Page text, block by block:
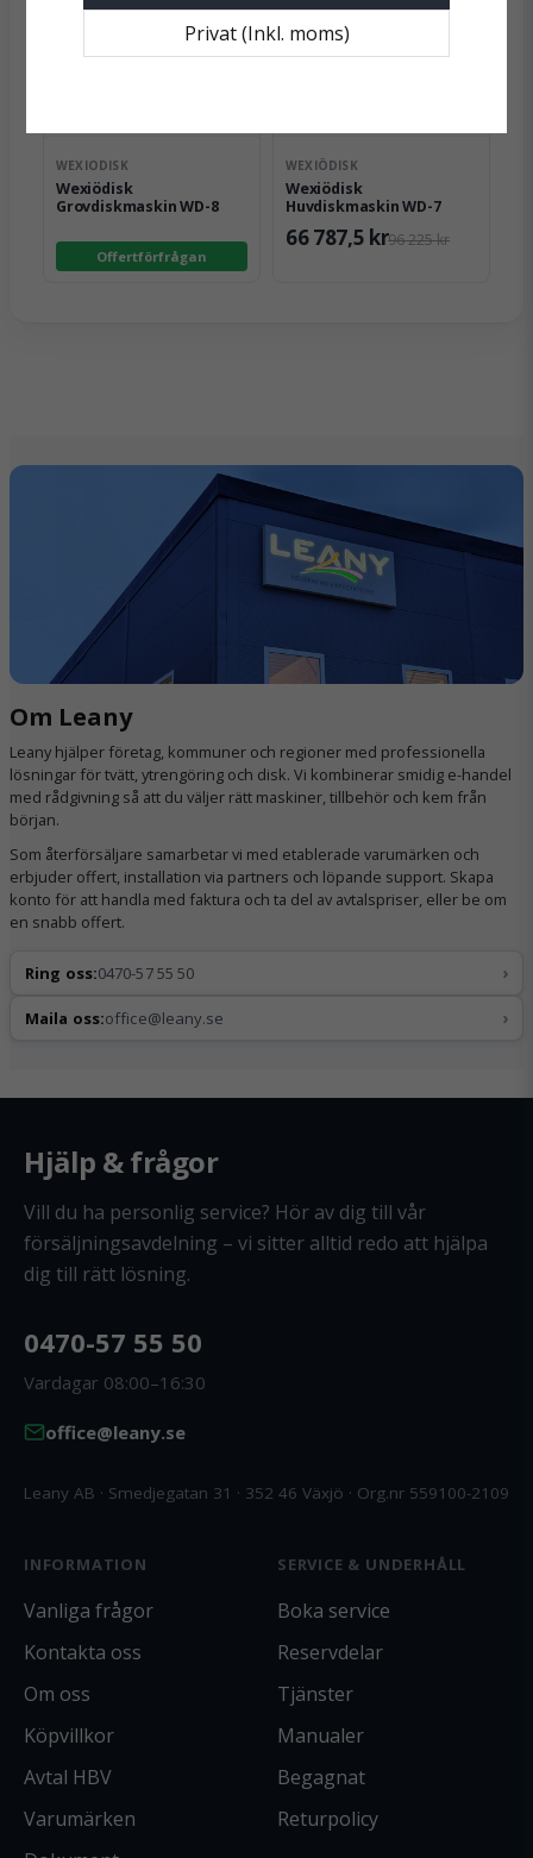
WEXIODISK
Wexiödisk
Grovdiskmaskin WD-8
Offertförfrågan
WEXIÖDISK
Wexiödisk
Huvdiskmaskin WD-7
96 225 kr
66 787,5 kr
Om Leany
Leany hjälper företag, kommuner och regioner med professionella
lösningar för tvätt, ytrengöring och disk. Vi kombinerar smidig e-handel
med rådgivning så att du väljer rätt maskiner, tillbehör och kem från
början.
Som återförsäljare samarbetar vi med etablerade varumärken och
erbjuder offert, installation via partners och löpande support. Skapa
konto för att handla med faktura och ta del av avtalspriser, eller be om
en snabb offert.
Ring oss:0470-57 55 50 ›
Maila oss:office@leany.se ›
Privat (Inkl. moms)
Hjälp & frågor
Vill du ha personlig service? Hör av dig till vår
försäljningsavdelning – vi sitter alltid redo att hjälpa
dig till rätt lösning.
0470-57 55 50
Vardagar 08:00–16:30
office@leany.se
Leany AB · Smedjegatan 31 · 352 46 Växjö · Org.nr 559100-2109
INFORMATION
Vanliga frågor
Kontakta oss
Om oss
Köpvillkor
Avtal HBV
Varumärken
SERVICE & UNDERHÅLL
Boka service
Reservdelar
Tjänster
Manualer
Begagnat
Returpolicy